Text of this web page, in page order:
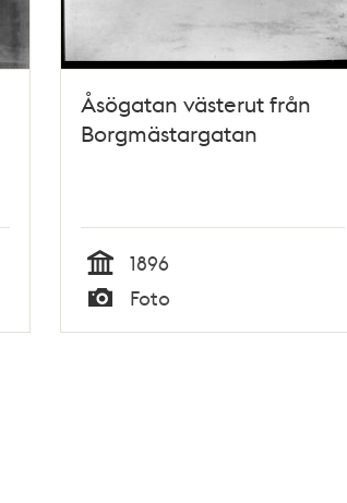
Åsögatan västerut från
Borgmästargatan
Tid
1896
Typ
Foto